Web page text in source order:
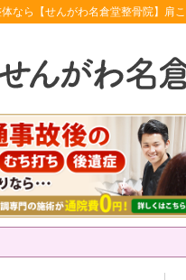
なら【せんがわ名倉堂整骨院】肩